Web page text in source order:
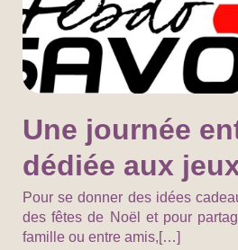
Une journée
dédiée aux
Pour se donner des idées
des fêtes de Noël et pour
famille ou entre amis,[…]